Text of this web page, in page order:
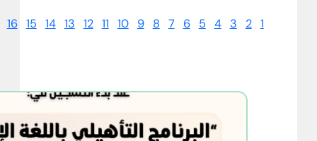
1
2
3
4
5
6
7
8
9
10
11
12
13
14
15
16